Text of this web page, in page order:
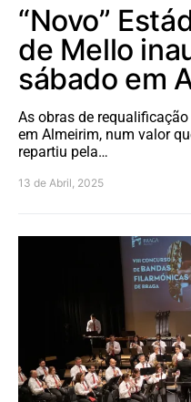
“Novo”
de Mello
sábado em
As obras de
em Almeirim, num valor
repartiu pela…
13 de Abril, 2025